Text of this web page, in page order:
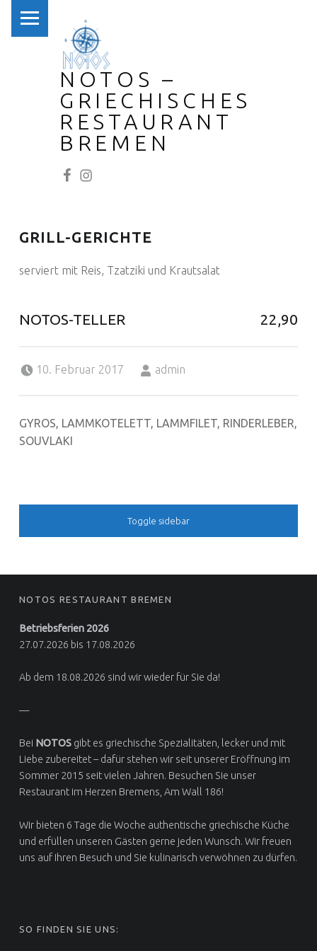
NOTOS –
GRIECHISCHES
RESTAURANT
BREMEN
GRILL-GERICHTE
serviert mit Reis, Tzatziki und Krautsalat
NOTOS-TELLER 22,90
10. Februar 2017
admin
GYROS, LAMMKOTELETT, LAMMFILET, RINDERLEBER,
SOUVLAKI
SIDEBAR
Toggle sidebar
FOOTER SIDEBAR
NOTOS RESTAURANT BREMEN
Betriebsferien 2026
27.07.2026 bis 17.08.2026
Ab dem 18.08.2026 sind wir wieder für Sie da!
—
Bei NOTOS gibt es griechische Spezialitäten, lecker und mit
Liebe zubereitet – dafür stehen wir seit unserer Eröffnung im
Sommer 2015 seit vielen Jahren. Besuchen Sie unser
Restaurant im Herzen Bremens, Am Wall 186!
Wir bieten 6 Tage die Woche authentische griechische Küche
und erfüllen unseren Gästen gerne jeden Wunsch. Wir freuen
uns auf Ihren Besuch und Sie kulinarisch verwöhnen zu dürfen.
SO FINDEN SIE UNS: